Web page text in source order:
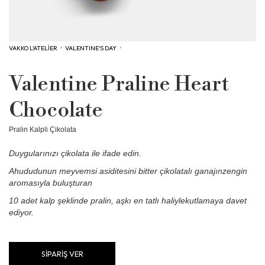
VAKKO L'ATELİER › VALENTINE'S DAY ›
Valentine Praline Heart
Chocolate
Pralin Kalpli Çikolata
Duygularınızı çikolata ile ifade edin.
Ahududunun meyvemsi asiditesini bitter çikolatalı ganajınzengin
aromasıyla buluşturan
10 adet kalp şeklinde pralin, aşkı en tatlı haliylekutlamaya davet
ediyor.
SİPARİŞ VER